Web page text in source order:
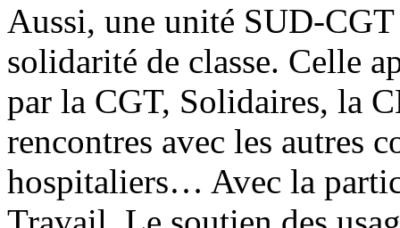
Aussi, une unité SUD-
solidarité de classe. Celle
par la CGT, Solidaires, la
rencontres avec les autres
hospitaliers… Avec la